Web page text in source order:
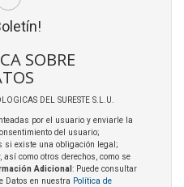
SOBRE
DEL SURESTE S.L.U.
por el usuario y enviarle la
del usuario;
si existe una obligación legal;
como otros derechos, como se
Adicional : Puede consultar
Datos en nuestra Política de